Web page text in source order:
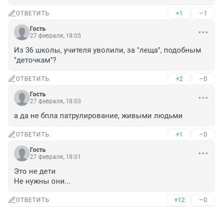
ОТВЕТИТЬ +1 –1
Гость
27 февраля, 18:05
Из 36 школы, учителя уволили, за "леща", подобным
"деточкам"?
ОТВЕТИТЬ +2 –0
Гость
27 февраля, 18:03
а да не бпла патрулирование, живыми людьми
ОТВЕТИТЬ +1 –0
Гость
27 февраля, 18:01
Это не дети
Не нужны они...
ОТВЕТИТЬ +12 –0